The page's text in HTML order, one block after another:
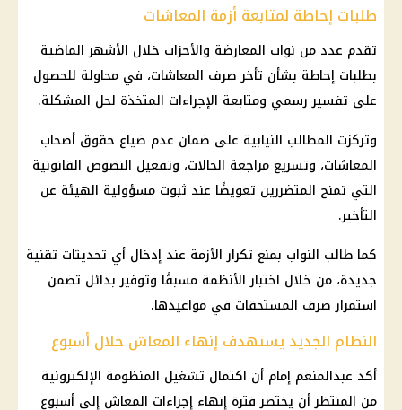
طلبات إحاطة لمتابعة أزمة المعاشات
تقدم عدد من نواب المعارضة والأحزاب خلال الأشهر الماضية
بطلبات إحاطة بشأن تأخرصرف المعاشات، في محاولة للحصول
على تفسير رسمي ومتابعة الإجراءات المتخذة لحل المشكلة.
وتركزت المطالب النيابية على ضمان عدم ضياع حقوق أصحاب
المعاشات، وتسريع مراجعة الحالات، وتفعيل النصوص القانونية
التي تمنح المتضررين تعويضًا عند ثبوت مسؤولية الهيئة عن
التأخير.
كما طالب النواب بمنع تكرار الأزمة عند إدخال أي تحديثات تقنية
جديدة، من خلال اختبار الأنظمة مسبقًا وتوفير بدائل تضمن
استمرار صرف المستحقات في مواعيدها.
النظام الجديد يستهدف إنهاء المعاش خلال أسبوع
أكد عبدالمنعم إمام أن اكتمال تشغيل المنظومة الإلكترونية
من المنتظر أن يختصر فترة إنهاء إجراءات المعاش إلى أسبوع